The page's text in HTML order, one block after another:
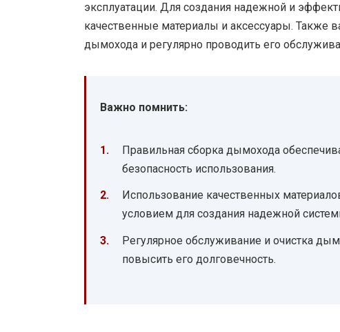
эксплуатации. Для создания надежной и
качественные материалы и аксессуары. Также
дымохода и регулярно проводить его
Важно помнить:
Правильная сборка дымохода
безопасность использования.
Использование качественных
условием для создания надежной
Регулярное обслуживание и очистка
повысить его долговечность.